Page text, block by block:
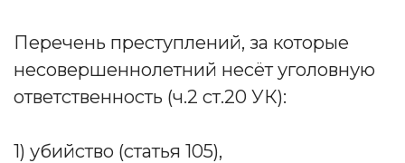
Перечень преступлений, за которые
несовершеннолетний несёт уголовную
ответственность (ч.2 ст.20 УК):
1) убийство (статья 105),